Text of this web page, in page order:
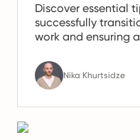
Discover essential
successfully
work and ensuring
Nika Khurtsidze